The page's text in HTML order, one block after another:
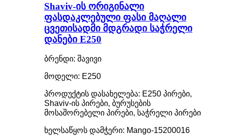
Shaviv-ის ორიგინალი
ფასდაკლებული ფასი მაღალი
ცვეთისადმი მდგრადი საჭრელი
დანები E250
ბრენდი: შავივი
მოდელი: E250
პროდუქტის დასახელება: E250 პირები,
Shaviv-ის პირები, ბურუსების
მოსაშორებელი პირები, საჭრელი პირები
ხელსაწყოს დამჭერი: Mango-15200016